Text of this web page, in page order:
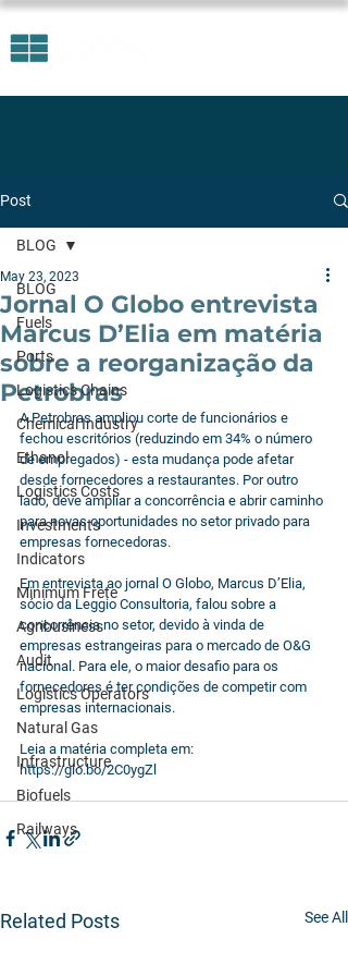
Post
BLOG
Fuels
Ports
Logistics Chains
Chemical Industry
Ethanol
Logistics Costs
Investments
Indicators
Minimum Frete
Agribusiness
Audit
Logistics Operators
Natural Gas
Infrastructure
Biofuels
Railways
BLOG
Jornal O Globo entrevista
Marcus D’Elia em matéria
sobre a reorganização da
Petrobras
May 23, 2023
A Petrobras ampliou corte de funcionários e
fechou escritórios (reduzindo em 34% o número
de empregados) - esta mudança pode afetar
desde fornecedores a restaurantes. Por outro
lado, deve ampliar a concorrência e abrir caminho
para novas oportunidades no setor privado para
empresas fornecedoras.
Em entrevista ao jornal O Globo, Marcus D’Elia,
sócio da Leggio Consultoria, falou sobre a
concorrência no setor, devido à vinda de
empresas estrangeiras para o mercado de O&G
nacional. Para ele, o maior desafio para os
fornecedores é ter condições de competir com
empresas internacionais.
Leia a matéria completa em:
https://glo.bo/2C0ygZl
Related Posts See All